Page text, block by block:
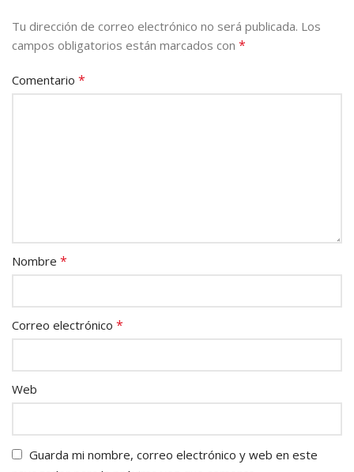
Tu dirección de correo electrónico no será publicada. Los
campos obligatorios están marcados con *
Comentario *
Nombre *
Correo electrónico *
Web
Guarda mi nombre, correo electrónico y web en este